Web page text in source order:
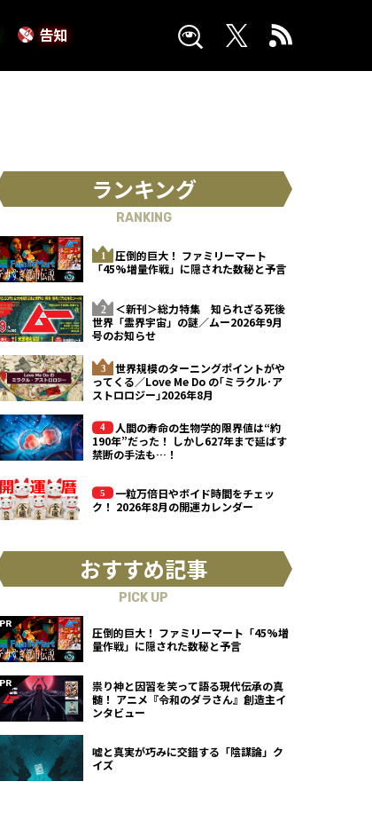
告知
ランキング
RANKING
圧倒的巨大！ ファミリーマート
「45%増量作戦」に隠された数秘と予言
＜新刊＞総力特集 知られざる死後
世界「霊界宇宙」の謎／ムー2026年9月
号のお知らせ
世界規模のターニングポイントがや
ってくる／Love Me Do の｢ミラクル･ア
ストロロジー｣2026年8月
人間の寿命の生物学的限界値は“約
190年”だった！ しかし627年まで延ばす
禁断の手法も…！
一粒万倍日やボイド時間をチェッ
ク！ 2026年8月の開運カレンダー
おすすめ記事
PICK UP
圧倒的巨大！ ファミリーマート「45%増
量作戦」に隠された数秘と予言
祟り神と因習を笑って語る現代伝承の真
髄！ アニメ『令和のダラさん』創造主イ
ンタビュー
嘘と真実が巧みに交錯する「陰謀論」ク
イズ